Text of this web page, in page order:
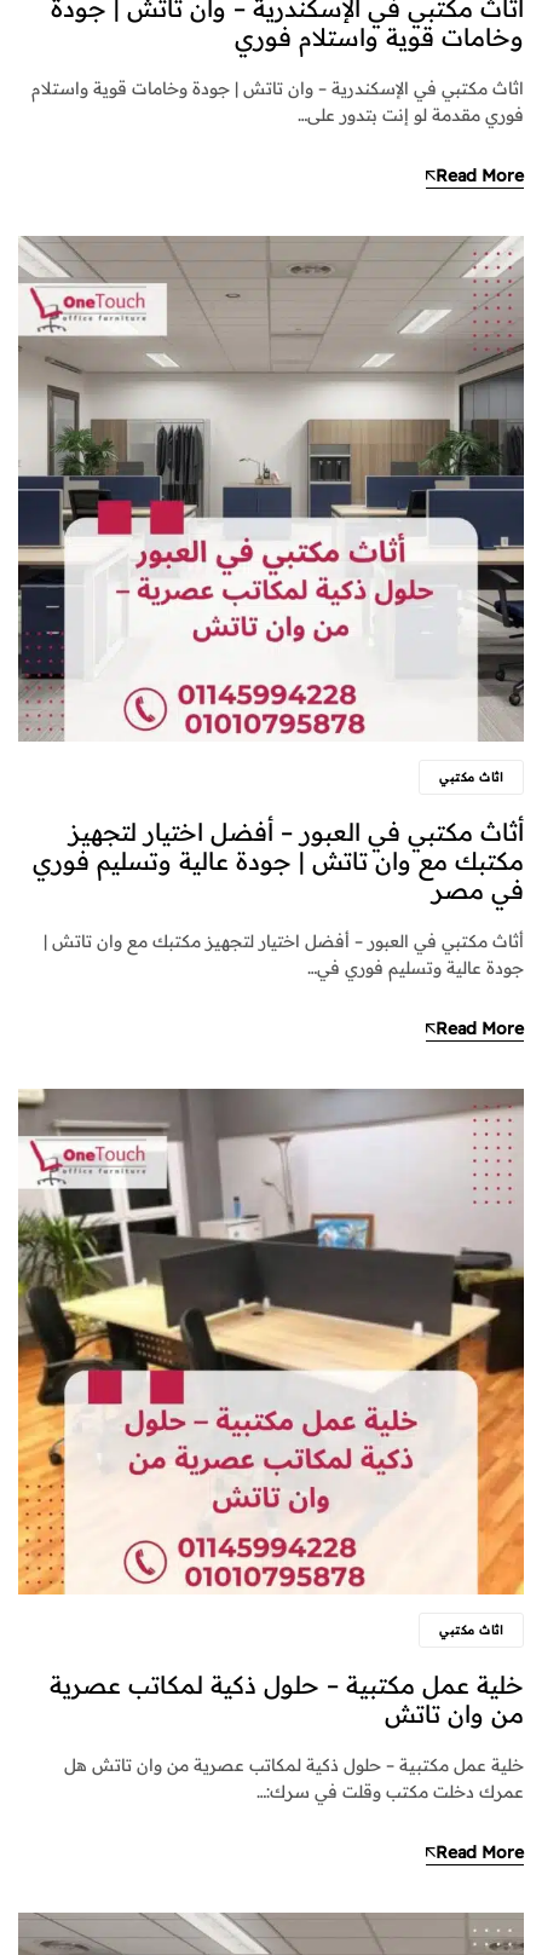
اثاث مكتبي في الإسكندرية – وان تاتش | جودة
وخامات قوية واستلام فوري
اثاث مكتبي في الإسكندرية – وان تاتش | جودة وخامات قوية واستلام
فوري مقدمة لو إنت بتدور على…
Read More
اثاث مكتبي
أثاث مكتبي في العبور – أفضل اختيار لتجهيز
مكتبك مع وان تاتش | جودة عالية وتسليم فوري
في مصر
أثاث مكتبي في العبور – أفضل اختيار لتجهيز مكتبك مع وان تاتش |
جودة عالية وتسليم فوري في…
Read More
اثاث مكتبي
خلية عمل مكتبية – حلول ذكية لمكاتب عصرية
من وان تاتش
خلية عمل مكتبية – حلول ذكية لمكاتب عصرية من وان تاتش هل
عمرك دخلت مكتب وقلت في سرك:…
Read More